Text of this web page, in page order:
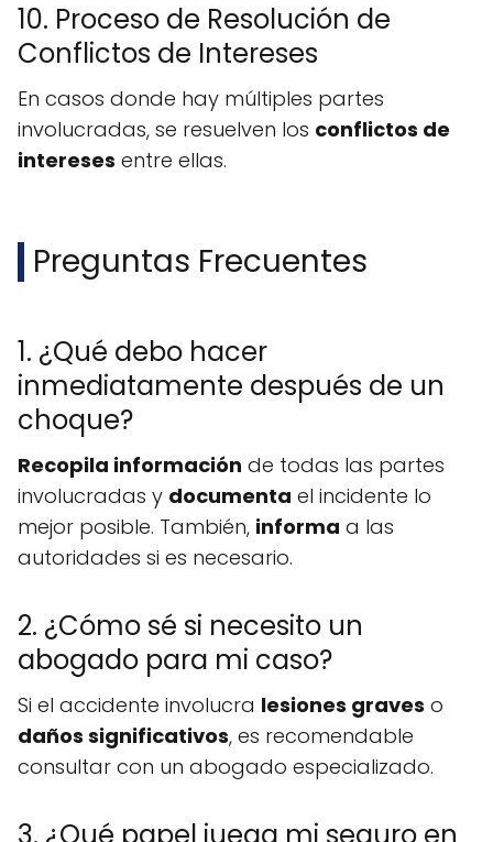
10. Proceso de Resolución de
Conflictos de Intereses
En casos donde hay múltiples partes
involucradas, se resuelven los conflictos de
intereses entre ellas.
Preguntas Frecuentes
1. ¿Qué debo hacer
inmediatamente después de un
choque?
Recopila información de todas las partes
involucradas y documenta el incidente lo
mejor posible. También, informa a las
autoridades si es necesario.
2. ¿Cómo sé si necesito un
abogado para mi caso?
Si el accidente involucra lesiones graves o
daños significativos, es recomendable
consultar con un abogado especializado.